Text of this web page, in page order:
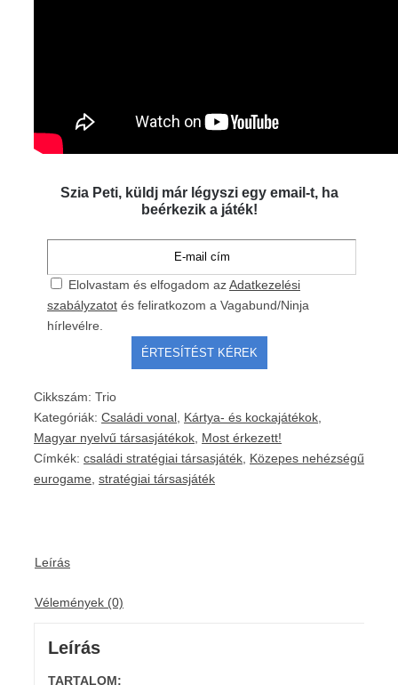
Szia Peti, küldj már légyszi egy email-t, ha
beérkezik a játék!
Elolvastam és elfogadom azAdatkezelési
szabályzatot és feliratkozom a Vagabund/Ninja
hírlevélre.
Cikkszám: Trio
Kategóriák: Családi vonal Kártya- és kockajátékok
Magyar nyelvű társasjátékok Most érkezett!
Címkék: családi stratégiai társasjáték Közepes nehézségű
eurogame stratégiai társasjáték
Leírás
Vélemények (0)
Leírás
TARTALOM: